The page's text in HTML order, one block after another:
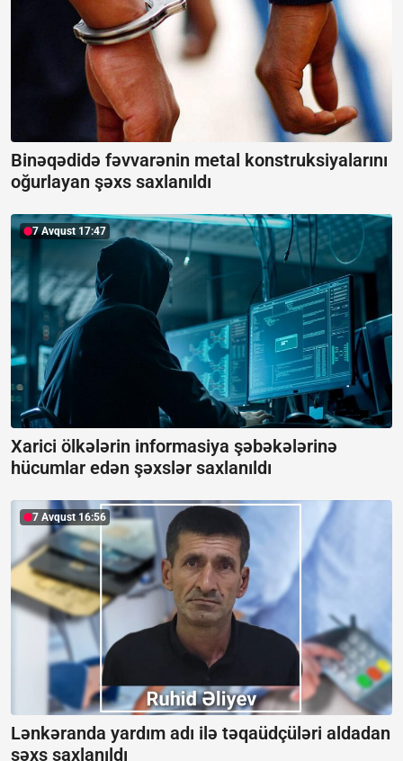
Binəqədidə fəvvarənin metal konstruksiyalarını
oğurlayan şəxs saxlanıldı
7 Avqust 17:47
Xarici ölkələrin informasiya şəbəkələrinə
hücumlar edən şəxslər saxlanıldı
7 Avqust 16:56
Lənkəranda yardım adı ilə təqaüdçüləri aldadan
şəxs saxlanıldı